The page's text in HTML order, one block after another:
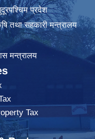
प्रदेश
तथा सहकारी मन्त्रालय
मन्त्रालय
Tax